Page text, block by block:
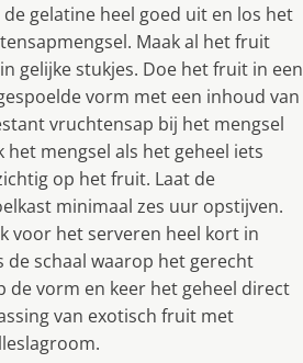
gelatine heel goed uit en los het
Maak al het fruit
gelijke stukjes. Doe het fruit in een
vorm met een inhoud van
vruchtensap bij het mengsel
het mengsel als het geheel iets
op het fruit. Laat de
minimaal zes uur opstijven.
voor het serveren heel kort in
de schaal waarop het gerecht
de vorm en keer het geheel direct
van exotisch fruit met